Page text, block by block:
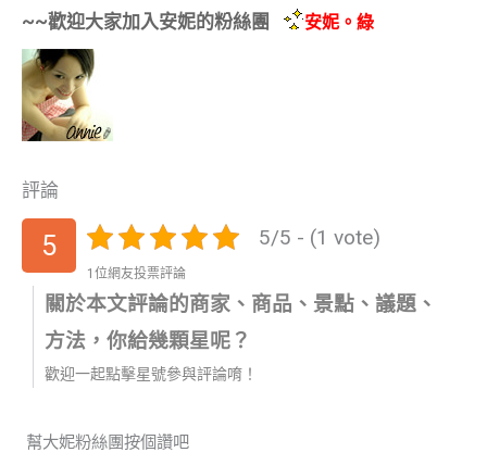
~~歡迎大家加入安妮的粉絲團 安妮。綠
評論
5 5/5 - (1 vote)
1位網友投票評論
關於本文評論的商家、商品、景點、議題、
方法，你給幾顆星呢？
歡迎一起點擊星號參與評論唷！
幫大妮粉絲團按個讚吧